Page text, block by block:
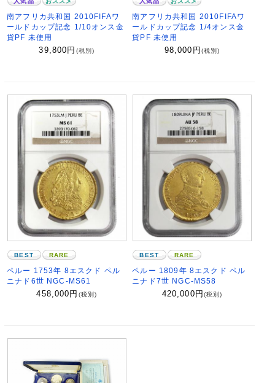
南アフリカ共和国 2010FIFAワ
ールドカップ記念 1/10オンス金
貨PF 未使用
39,800 円 (税別)
南アフリカ共和国 2010FIFAワ
ールドカップ記念 1/4オンス金
貨PF 未使用
98,000 円 (税別)
BEST RARE
ペルー 1753年 8エスクド ペル
ニナド6世 NGC-MS61
458,000 円 (税別)
BEST RARE
ペルー 1809年 8エスクド ペル
ニナド7世 NGC-MS58
420,000 円 (税別)